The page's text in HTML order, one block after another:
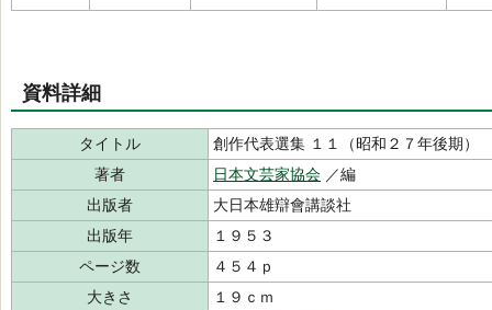
資料詳細
タイトル
創作代表選集 １１（昭和２７年後期）
著者
日本文芸家協会 ／編
出版者
大日本雄辯會講談社
出版年
１９５３
ページ数
４５４ｐ
大きさ
１９ｃｍ